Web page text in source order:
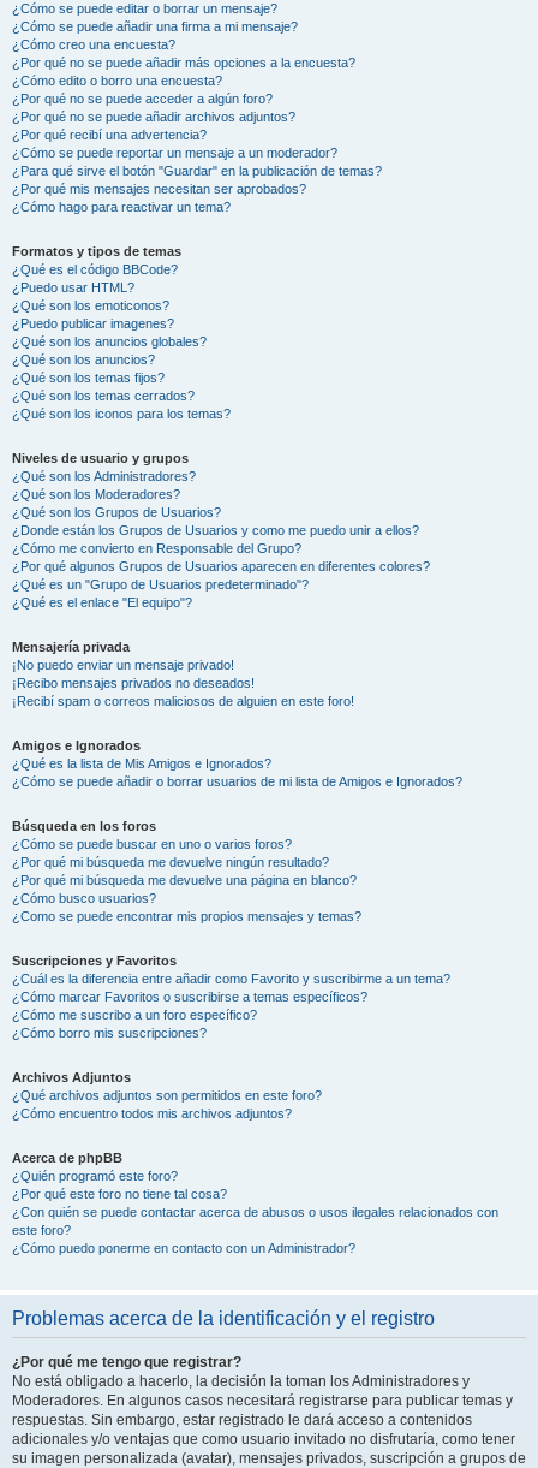
¿Cómo se puede editar o borrar un mensaje?
¿Cómo se puede añadir una firma a mi mensaje?
¿Cómo creo una encuesta?
¿Por qué no se puede añadir más opciones a la encuesta?
¿Cómo edito o borro una encuesta?
¿Por qué no se puede acceder a algún foro?
¿Por qué no se puede añadir archivos adjuntos?
¿Por qué recibí una advertencia?
¿Cómo se puede reportar un mensaje a un moderador?
¿Para qué sirve el botón "Guardar" en la publicación de temas?
¿Por qué mis mensajes necesitan ser aprobados?
¿Cómo hago para reactivar un tema?
Formatos y tipos de temas
¿Qué es el código BBCode?
¿Puedo usar HTML?
¿Qué son los emoticonos?
¿Puedo publicar imagenes?
¿Qué son los anuncios globales?
¿Qué son los anuncios?
¿Qué son los temas fijos?
¿Qué son los temas cerrados?
¿Qué son los iconos para los temas?
Niveles de usuario y grupos
¿Qué son los Administradores?
¿Qué son los Moderadores?
¿Qué son los Grupos de Usuarios?
¿Donde están los Grupos de Usuarios y como me puedo unir a ellos?
¿Cómo me convierto en Responsable del Grupo?
¿Por qué algunos Grupos de Usuarios aparecen en diferentes colores?
¿Qué es un "Grupo de Usuarios predeterminado"?
¿Qué es el enlace "El equipo"?
Mensajería privada
¡No puedo enviar un mensaje privado!
¡Recibo mensajes privados no deseados!
¡Recibí spam o correos maliciosos de alguien en este foro!
Amigos e Ignorados
¿Qué es la lista de Mis Amigos e Ignorados?
¿Cómo se puede añadir o borrar usuarios de mi lista de Amigos e Ignorados?
Búsqueda en los foros
¿Cómo se puede buscar en uno o varios foros?
¿Por qué mi búsqueda me devuelve ningún resultado?
¿Por qué mi búsqueda me devuelve una página en blanco?
¿Cómo busco usuarios?
¿Como se puede encontrar mis propios mensajes y temas?
Suscripciones y Favoritos
¿Cuál es la diferencia entre añadir como Favorito y suscribirme a un tema?
¿Cómo marcar Favoritos o suscribirse a temas específicos?
¿Cómo me suscribo a un foro específico?
¿Cómo borro mis suscripciones?
Archivos Adjuntos
¿Qué archivos adjuntos son permitidos en este foro?
¿Cómo encuentro todos mis archivos adjuntos?
Acerca de phpBB
¿Quién programó este foro?
¿Por qué este foro no tiene tal cosa?
¿Con quién se puede contactar acerca de abusos o usos ilegales relacionados con
este foro?
¿Cómo puedo ponerme en contacto con un Administrador?
Problemas acerca de la identificación y el registro
¿Por qué me tengo que registrar?
No está obligado a hacerlo, la decisión la toman los Administradores y
Moderadores. En algunos casos necesitará registrarse para publicar temas y
respuestas. Sin embargo, estar registrado le dará acceso a contenidos
adicionales y/o ventajas que como usuario invitado no disfrutaría, como tener
su imagen personalizada (avatar), mensajes privados, suscripción a grupos de